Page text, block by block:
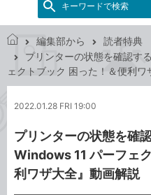
キーワードで検索
で
き
ッ
編集部から
読者特典
プリンターの状態を確認す
ェクトブック 困った！＆便利ワ
2022.01.28 FRI 19:00
プリンターの状態を確
Windows 11 パーフェ
利ワザ大全』動画解説